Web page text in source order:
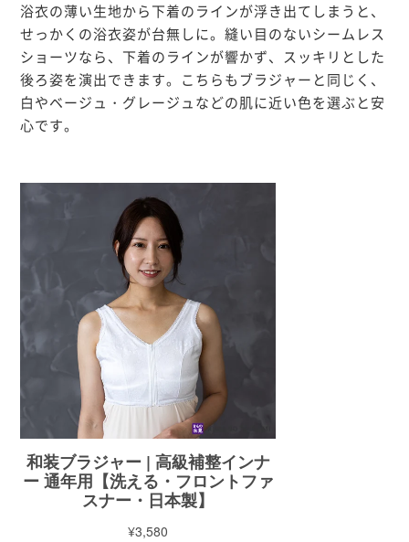
浴衣の薄い生地から下着のラインが浮き出てしまうと、
せっかくの浴衣姿が台無しに。縫い目のないシームレス
ショーツなら、下着のラインが響かず、スッキリとした
後ろ姿を演出できます。こちらもブラジャーと同じく、
白やベージュ・グレージュなどの肌に近い色を選ぶと安
心です。